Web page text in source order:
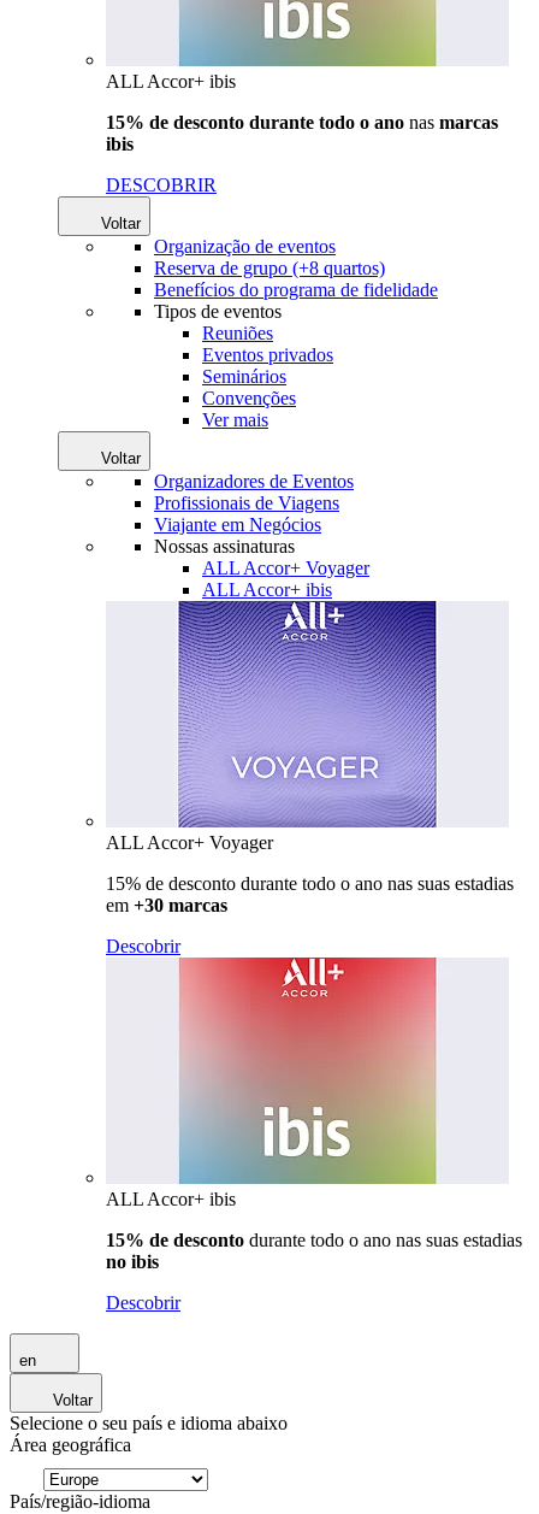
ALL Accor+ ibis
15% de desconto durante todo o ano nas marcas
ibis
DESCOBRIR
Voltar
Organização de eventos
Reserva de grupo (+8 quartos)
Benefícios do programa de fidelidade
Tipos de eventos
Reuniões
Eventos privados
Seminários
Convenções
Ver mais
Voltar
Organizadores de Eventos
Profissionais de Viagens
Viajante em Negócios
Nossas assinaturas
ALL Accor+ Voyager
ALL Accor+ ibis
ALL Accor+ Voyager
15% de desconto durante todo o ano nas suas estadias
em +30 marcas
Descobrir
ALL Accor+ ibis
15% de desconto durante todo o ano nas suas estadias
no ibis
Descobrir
en
Voltar
Selecione o seu país e idioma abaixo
Área geográfica
País/região-idioma